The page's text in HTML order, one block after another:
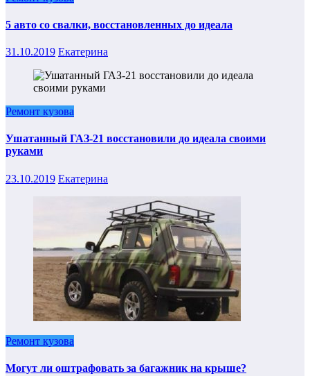
5 авто со свалки, восстановленных до идеала
31.10.2019 Екатерина
Ремонт кузова
Ушатанный ГАЗ-21 восстановили до идеала своими
руками
23.10.2019 Екатерина
Ремонт кузова
Могут ли оштрафовать за багажник на крыше?